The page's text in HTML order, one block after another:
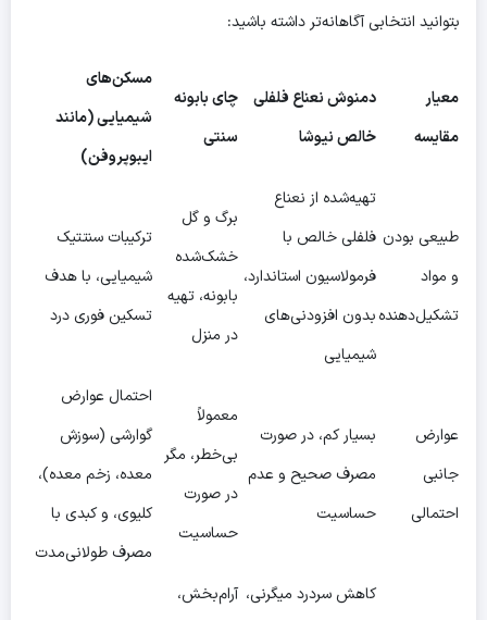
بتوانید انتخابی آگاهانه‌تر داشته باشید:
معیار
مقایسه
دمنوش نعناع فلفلی
خالص نیوشا
چای بابونه
سنتی
مسکن‌های
شیمیایی (مانند
ایبوپروفن)
طبیعی بودن
و مواد
تشکیل‌دهنده
تهیه‌شده از نعناع
فلفلی خالص با
فرمولاسیون استاندارد،
بدون افزودنی‌های
شیمیایی
برگ و گل
خشک‌شده
بابونه، تهیه
در منزل
ترکیبات سنتتیک
شیمیایی، با هدف
تسکین فوری درد
عوارض
جانبی
احتمالی
بسیار کم، در صورت
مصرف صحیح و عدم
حساسیت
معمولاً
بی‌خطر، مگر
در صورت
حساسیت
احتمال عوارض
گوارشی (سوزش
معده، زخم معده)،
کلیوی، و کبدی با
مصرف طولانی‌مدت
کاهش سردرد میگرنی، آرام‌بخش،